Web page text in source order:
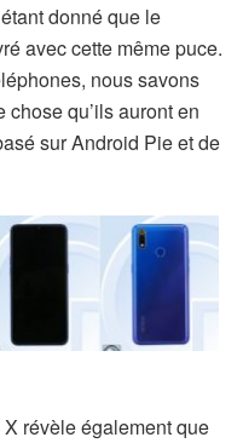
donné que le
avec cette même puce.
nous savons
qu’ils auront en
sur Android Pie et de
révèle également que